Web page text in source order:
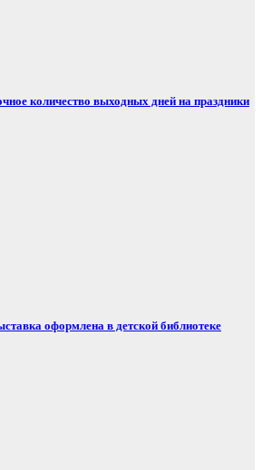
количество выходных дней на праздники
оформлена в детской библиотеке